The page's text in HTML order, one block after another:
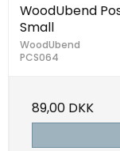
WoodUbend
Small
WoodUbend
PCS064
89,00 DKK